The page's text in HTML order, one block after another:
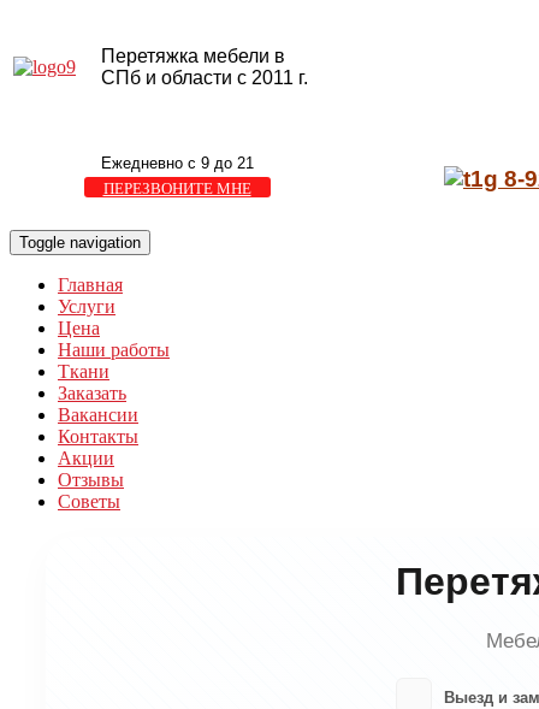
Перетяжка мебели в
СПб и области с 2011 г.
Ежедневно с 9 до 21
ПЕРЕЗВОНИТЕ МНЕ
8-
Toggle navigation
Главная
Услуги
Цена
Наши работы
Ткани
Заказать
Вакансии
Контакты
Акции
Отзывы
Советы
Выезд и